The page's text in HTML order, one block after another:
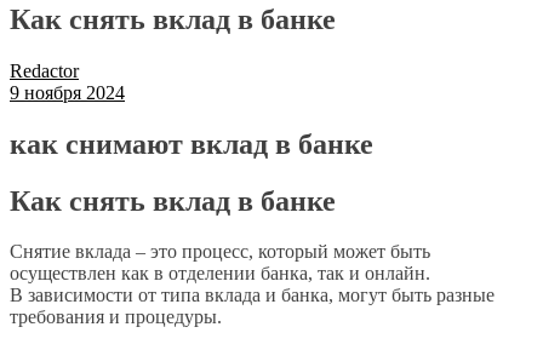
Как снять вклад в банке
Redactor
9 ноября 2024
как снимают вклад в банке
Как снять вклад в банке
Снятие вклада – это процесс, который может быть
осуществлен как в отделении банка, так и онлайн.
В зависимости от типа вклада и банка, могут быть разные
требования и процедуры.